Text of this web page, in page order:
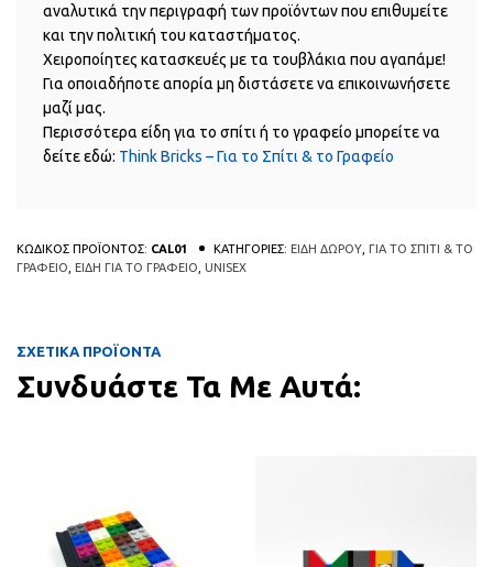
αναλυτικά την περιγραφή των προϊόντων που επιθυμείτε
και την πολιτική του καταστήματος.
Χειροποίητες κατασκευές με τα τουβλάκια που αγαπάμε!
Για οποιαδήποτε απορία μη διστάσετε να επικοινωνήσετε
μαζί μας.
Περισσότερα είδη για το σπίτι ή το γραφείο μπορείτε να
δείτε εδώ: Think Bricks – Για το Σπίτι & το Γραφείο
ΚΩΔΙΚΟΣ ΠΡΟΪΟΝΤΟΣ: CAL01 ΚΑΤΗΓΟΡΙΕΣ: ΕΙΔΗ ΔΩΡΟΥ ΓΙΑ ΤΟ ΣΠΙΤΙ & ΤΟ
ΓΡΑΦΕΙΟ ΕΙΔΗ ΓΙΑ ΤΟ ΓΡΑΦΕΙΟ UNISEX
ΣΧΕΤΙΚΑ ΠΡΟΪΟΝΤΑ
Συνδυάστε Τα Με Αυτά: